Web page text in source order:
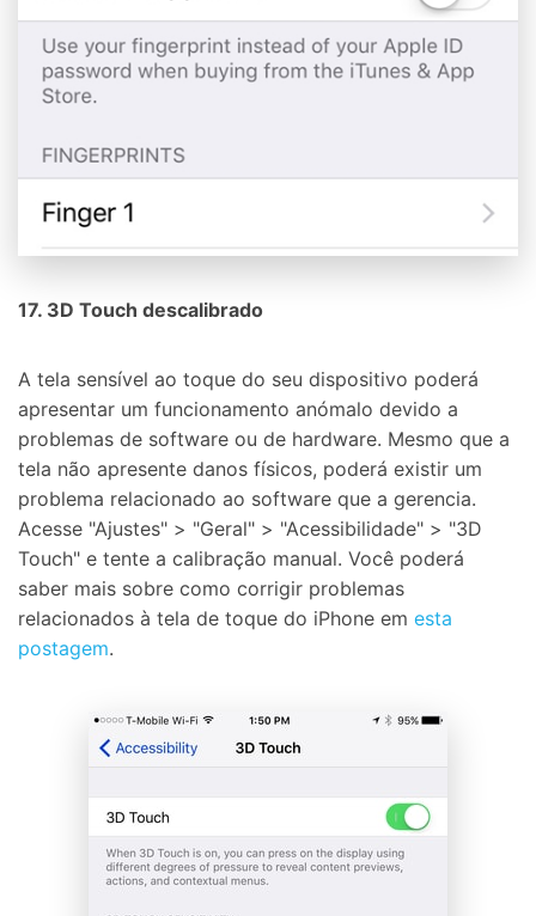
17. 3D Touch descalibrado
A tela sensível ao toque do seu dispositivo poderá
apresentar um funcionamento anómalo devido a
problemas de software ou de hardware. Mesmo que a
tela não apresente danos físicos, poderá existir um
problema relacionado ao software que a gerencia.
Acesse "Ajustes" > "Geral" > "Acessibilidade" > "3D
Touch" e tente a calibração manual. Você poderá
saber mais sobre como corrigir problemas
relacionados à tela de toque do iPhone em esta
postagem.